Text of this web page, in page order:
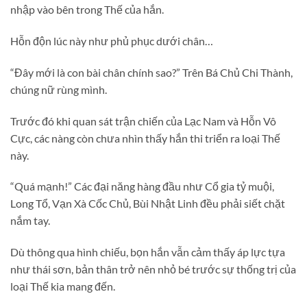
nhập vào bên trong Thế của hắn.
Hỗn độn lúc này như phủ phục dưới chân…
“Đây mới là con bài chân chính sao?” Trên Bá Chủ Chi Thành,
chúng nữ rùng mình.
Trước đó khi quan sát trận chiến của Lạc Nam và Hỗn Vô
Cực, các nàng còn chưa nhìn thấy hắn thi triển ra loại Thế
này.
“Quá mạnh!” Các đại năng hàng đầu như Cổ gia tỷ muội,
Long Tổ, Vạn Xà Cốc Chủ, Bùi Nhật Linh đều phải siết chặt
nắm tay.
Dù thông qua hình chiếu, bọn hắn vẫn cảm thấy áp lực tựa
như thái sơn, bản thân trở nên nhỏ bé trước sự thống trị của
loại Thế kia mang đến.